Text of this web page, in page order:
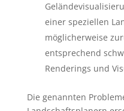
einer speziellen
möglicherweise
entsprechend
Renderings und
Die genannten